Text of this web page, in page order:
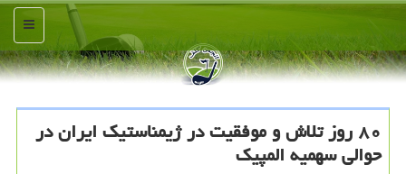
منو
۸۰ روز تلاش و موفقیت در ژیمناستیک ایران در
حوالی سهمیه المپیک